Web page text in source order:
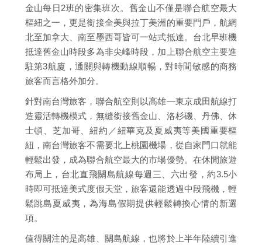
金山每日2班的密集班次。舊金山不僅是聯合航空最大
樞紐之一，更是銜接全美與拉丁美洲的重要門戶，航網
北至加拿大、南至墨西哥皆可一站式抵達。台北早班機
抵達舊金山時段多為非尖峰時段，加上聯合航空主要進
駐第3航廈，通關與轉機動線順暢，對時間敏感的商務
旅客而言格外加分。
針對南台灣旅客，聯合航空則以高雄—東京成田航線打
造靈活轉機模式，無縫銜接舊金山、洛杉磯、丹佛、休
士頓、芝加哥、紐約／紐華克及夏威夷等美國重要樞
紐，南台灣旅客不需要北上桃園機場，從自家門口就能
輕鬆出發，成為聯合航空最大的市場優勢。在休閒旅遊
布局上，台北直飛關島航線每週三、六出發，約3.5小
時即可抵達美式度假天堂，旅客還能透過中段飛機，輕
鬆跳島夏威夷，為海島假期提供輕鬆轉換心情的新選
項。
值得關注的是高雄、關島航線，也將於上半年陸續引進